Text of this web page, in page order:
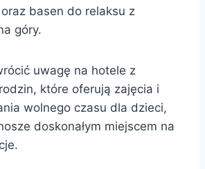
basen do relaksu z
góry.
uwagę na hotele z
które oferują zajęcia i
wolnego czasu dla dzieci,
doskonałym miejscem na